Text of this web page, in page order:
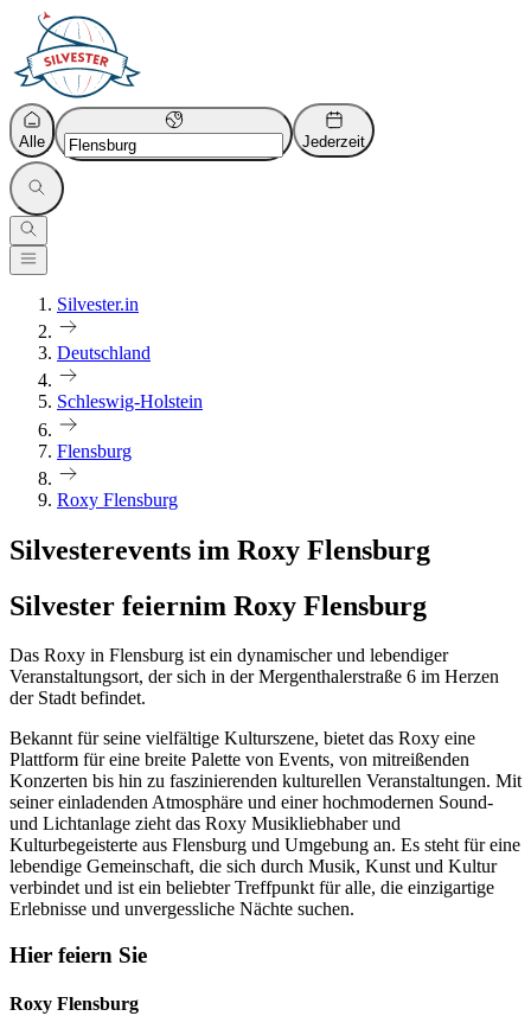
Alle Jederzeit
Silvester.in
Deutschland
Schleswig-Holstein
Flensburg
Roxy Flensburg
Silvesterevents im Roxy Flensburg
Silvester feiernim Roxy Flensburg
Das Roxy in Flensburg ist ein dynamischer und lebendiger
Veranstaltungsort, der sich in der Mergenthalerstraße 6 im Herzen
der Stadt befindet.
Bekannt für seine vielfältige Kulturszene, bietet das Roxy eine
Plattform für eine breite Palette von Events, von mitreißenden
Konzerten bis hin zu faszinierenden kulturellen Veranstaltungen. Mit
seiner einladenden Atmosphäre und einer hochmodernen Sound-
und Lichtanlage zieht das Roxy Musikliebhaber und
Kulturbegeisterte aus Flensburg und Umgebung an. Es steht für eine
lebendige Gemeinschaft, die sich durch Musik, Kunst und Kultur
verbindet und ist ein beliebter Treffpunkt für alle, die einzigartige
Erlebnisse und unvergessliche Nächte suchen.
Hier feiern Sie
Roxy Flensburg